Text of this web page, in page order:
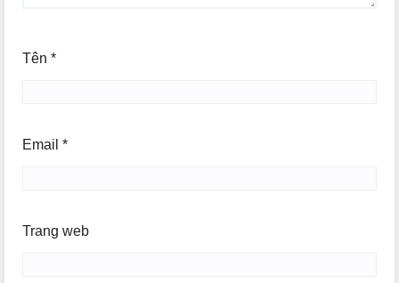
Tên *
Email *
Trang web